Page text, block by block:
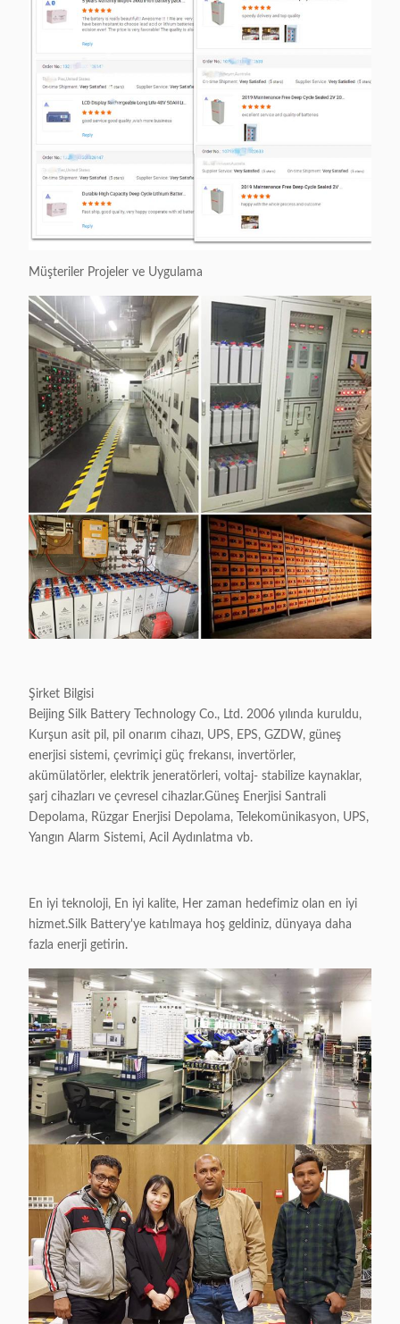
Müşteriler Projeler ve Uygulama
Şirket Bilgisi
Beijing Silk Battery Technology Co., Ltd. 2006 yılında kuruldu,
Kurşun asit pil, pil onarım cihazı, UPS, EPS, GZDW, güneş
enerjisi sistemi, çevrimiçi güç frekansı, invertörler,
akümülatörler, elektrik jeneratörleri, voltaj- stabilize kaynaklar,
şarj cihazları ve çevresel cihazlar.Güneş Enerjisi Santrali
Depolama, Rüzgar Enerjisi Depolama, Telekomünikasyon, UPS,
Yangın Alarm Sistemi, Acil Aydınlatma vb.
En iyi teknoloji, En iyi kalite, Her zaman hedefimiz olan en iyi
hizmet.Silk Battery'ye katılmaya hoş geldiniz, dünyaya daha
fazla enerji getirin.